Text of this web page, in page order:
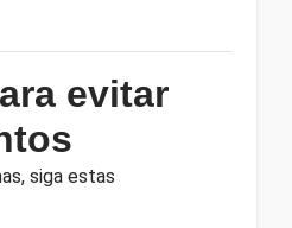
evitar
siga estas